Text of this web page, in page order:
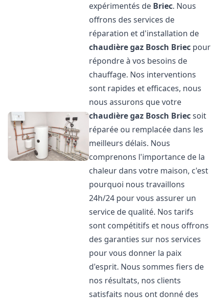
expérimentés de Briec. Nous
offrons des services de
réparation et d'installation de
chaudière gaz Bosch Briec pour
répondre à vos besoins de
chauffage. Nos interventions
sont rapides et efficaces, nous
nous assurons que votre
chaudière gaz Bosch Briecsoit
réparée ou remplacée dans les
meilleurs délais. Nous
comprenons l'importance de la
chaleur dans votre maison, c'est
pourquoi nous travaillons
24h/24 pour vous assurer un
service de qualité. Nos tarifs
sont compétitifs et nous offrons
des garanties sur nos services
pour vous donner la paix
d'esprit. Nous sommes fiers de
nos résultats, nos clients
satisfaits nous ont donné des